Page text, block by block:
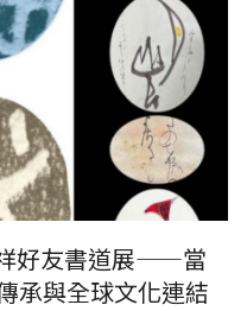
祥好友書道展——當
承與全球文化連結